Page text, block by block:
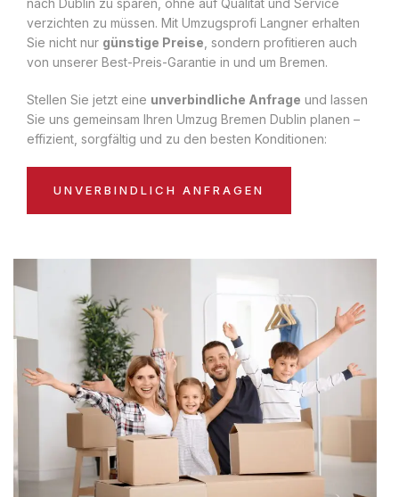
nach Dublin zu sparen, ohne auf Qualität und Service
verzichten zu müssen. Mit Umzugsprofi Langner erhalten
Sie nicht nur günstige Preise , sondern profitieren auch
von unserer Best-Preis-Garantie in und um Bremen.
Stellen Sie jetzt eine unverbindliche Anfrage und lassen
Sie uns gemeinsam Ihren Umzug Bremen Dublin planen –
effizient, sorgfältig und zu den besten Konditionen:
UNVERBINDLICH ANFRAGEN